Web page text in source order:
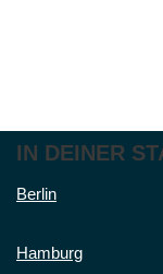
IN DEINER
Berlin
Hamburg